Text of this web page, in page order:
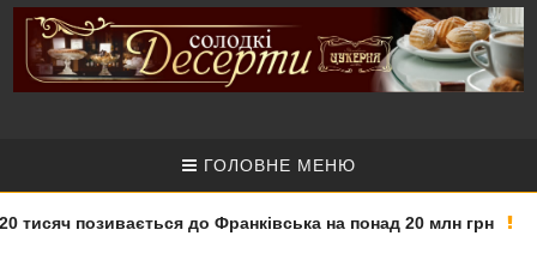
ГОЛОВНЕ МЕНЮ
позивається до Франківська на понад 20 млн грн